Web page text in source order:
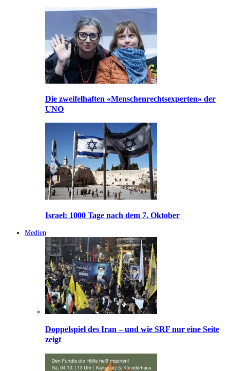
Die zweifelhaften «Menschenrechtsexperten» der
UNO
Israel: 1000 Tage nach dem 7. Oktober
Medien
Doppelspiel des Iran – und wie SRF nur eine Seite
zeigt